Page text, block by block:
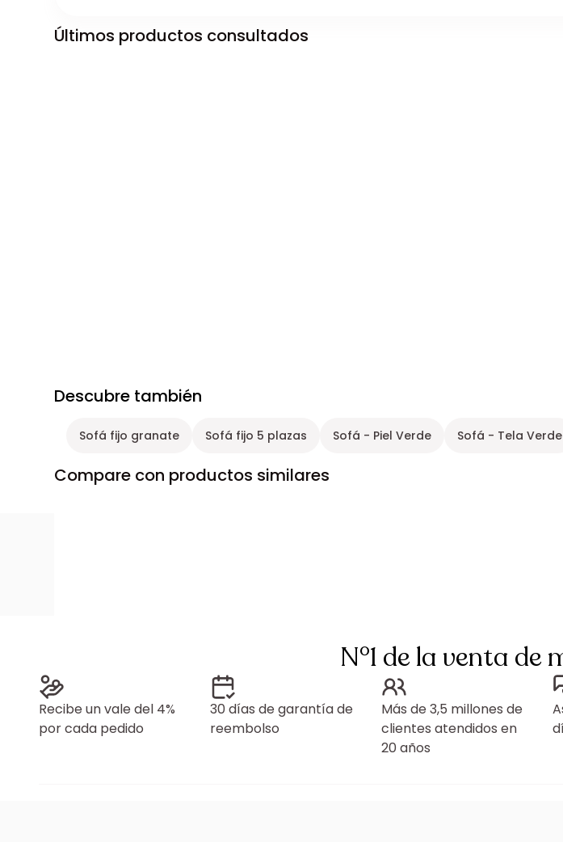
Últimos productos consultados
Descubre también
Sofá fijo granate Sofá fijo 5 plazas Sofá - Piel Verde Sofá - Tela Verde
Compare con productos similares
N°1 de la venta de
Recibe un vale del 4%
por cada pedido
30 días de garantía de
reembolso
Más de 3,5 millones de
clientes atendidos en
20 años